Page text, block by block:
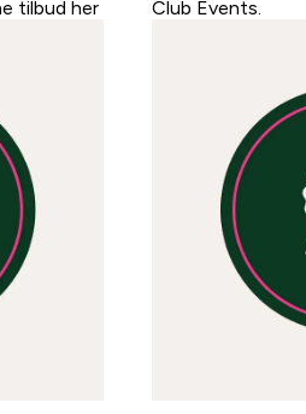
tilbud her
Club Events.